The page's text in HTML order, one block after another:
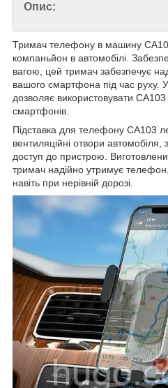
Опис:
Тримач телефону в машину
компаньйон в автомобілі.
вагою, цей тримач забезпечує
вашого смартфона під час руху.
дозволяє використовувати
смартфонів.
Підставка для телефону CA103
вентиляційні отвори
доступ до пристрою. Виготовлений
тримач надійно утримує
навіть при нерівній дорозі.